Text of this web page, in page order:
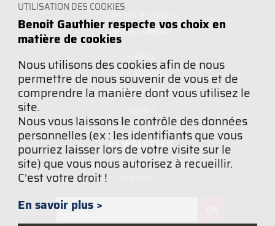
INFOS ET CONTACT
> NOS ACTUALITÉS
> INFORMATIONS GÉNÉRALES
NEWSLETTER
Soyez au courant de notre actualité
UTILISATION DES COOKIES
Benoit Gauthier respecte vos choix en
matière de cookies
Nous utilisons des cookies afin de nous
permettre de nous souvenir de vous et de
comprendre la manière dont vous utilisez le
site.
Nous vous laissons le contrôle des données
personnelles (ex : les identifiants que vous
pourriez laisser lors de votre visite sur le
site) que vous nous autorisez à recueillir.
C’est votre droit !
En savoir plus >